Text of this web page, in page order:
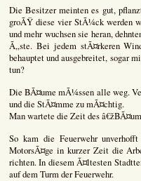
Die Besitzer meinten es gut,
groÃŸ diese vier StÃ¼ck werden
und mehr wuchsen sie heran,
Ã„ste. Bei jedem stÃ¤rkeren
behauptet und ausgebreitet, sogar
tun?
Die BÃ¤ume mÃ¼ssen alle weg.
und die StÃ¤mme zu mÃ¤chtig.
Man wartete die Zeit des
So kam die Feuerwehr
MotorsÃ¤ge in kurzer Zeit die
richten. In diesem Ã¤ltesten
auf dem Turm der Feuerwehr.